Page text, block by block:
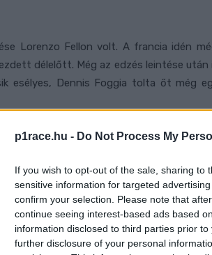
p1race.hu - Do Not Process My
If you wish to opt-out of the sale, sharing
sensitive information for targeted
confirm your selection. Please note that
continue seeing interest-based ads based
information disclosed to third parties prior
further disclosure of your personal
Lorenzo Fellon volt. A francia idén
délelőtt. Még az edzés leintése után
esélyes, Dennis Foggia tolta őt még
helyen nyitott, a török első
a távol-keleti ország motorosai közül
is Kaito Toba volt az ő külön
valamint a harmadik japán,
az élen is álló John McPhee fértek be.
végeredménye: